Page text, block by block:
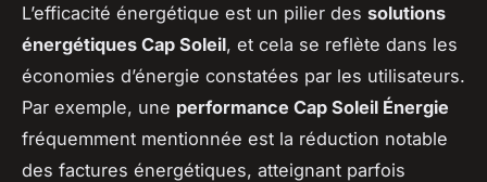
L’efficacité énergétique est un pilier des solutions
énergétiques Cap Soleil, et cela se reflète dans les
économies d’énergie constatées par les utilisateurs.
Par exemple, une performance Cap Soleil Énergie
fréquemment mentionnée est la réduction notable
des factures énergétiques, atteignant parfois